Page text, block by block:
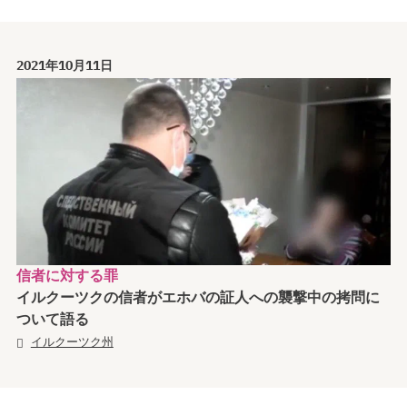
2021年10月11日
信者に対する罪
イルクーツクの信者がエホバの証人への襲撃中の拷問に
ついて語る
イルクーツク州